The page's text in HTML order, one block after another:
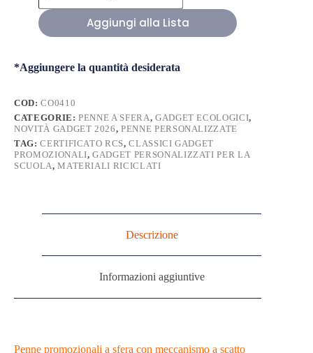
in
Plastica
Riciclata
Aggiungi alla Lista
*Aggiungere la quantità desiderata
COD:CO0410
CATEGORIE:PENNE A SFERA, GADGET ECOLOGICI,
NOVITÀ GADGET 2026,PENNE PERSONALIZZATE
TAG:CERTIFICATO RCS,CLASSICI GADGET
PROMOZIONALI,GADGET PERSONALIZZATI PER LA
SCUOLA,MATERIALI RICICLATI
Descrizione
Informazioni aggiuntive
Penne promozionali a sfera con meccanismo a scatto